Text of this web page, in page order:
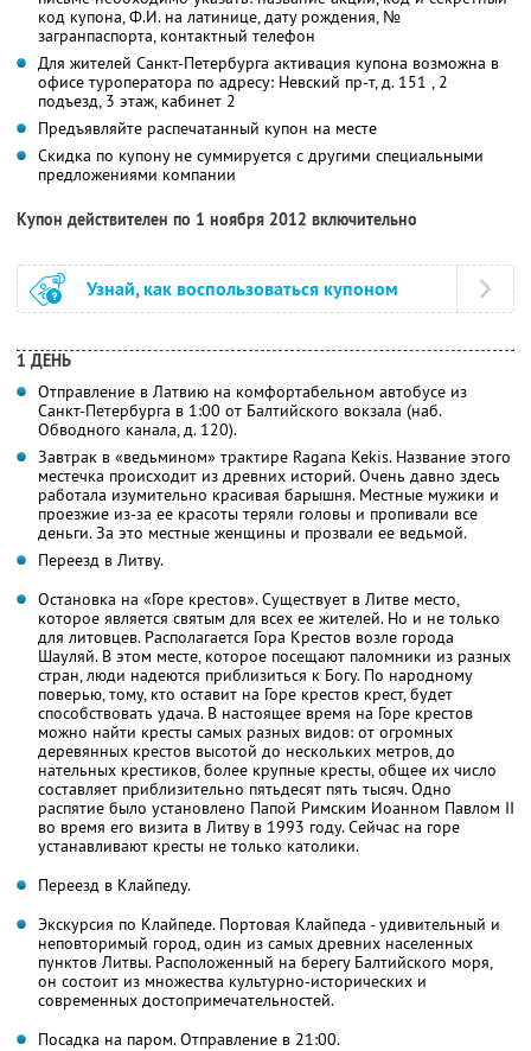
код купона, Ф.И. на латинице, дату рождения, №
загранпаспорта, контактный телефон
Для жителей Санкт-Петербурга активация купона возможна в
офисе туроператора по адресу: Невский пр-т, д. 151 , 2
подъезд, 3 этаж, кабинет 2
Предъявляйте распечатанный купон на месте
Скидка по купону не суммируется с другими специальными
предложениями компании
Купон действителен по 1 ноября 2012 включительно
Узнай, как воспользоваться купоном
1 ДЕНЬ
Отправление в Латвию на комфортабельном автобусе из
Санкт-Петербурга в 1:00 от Балтийского вокзала (наб.
Обводного канала, д. 120).
Завтрак в «ведьмином» трактире Ragana Kekis. Название этого
местечка происходит из древних историй. Очень давно здесь
работала изумительно красивая барышня. Местные мужики и
проезжие из-за ее красоты теряли головы и пропивали все
деньги. За это местные женщины и прозвали ее ведьмой.
Переезд в Литву.
Остановка на «Горе крестов». Существует в Литве место,
которое является святым для всех ее жителей. Но и не только
для литовцев. Располагается Гора Крестов возле города
Шауляй. В этом месте, которое посещают паломники из разных
стран, люди надеются приблизиться к Богу. По народному
поверью, тому, кто оставит на Горе крестов крест, будет
способствовать удача. В настоящее время на Горе крестов
можно найти кресты самых разных видов: от огромных
деревянных крестов высотой до нескольких метров, до
нательных крестиков, более крупные кресты, общее их число
составляет приблизительно пятьдесят пять тысяч. Одно
распятие было установлено Папой Римским Иоанном Павлом II
во время его визита в Литву в 1993 году. Сейчас на горе
устанавливают кресты не только католики.
Переезд в Клайпеду.
Экскурсия по Клайпеде. Портовая Клайпеда - удивительный и
неповторимый город, один из самых древних населенных
пунктов Литвы. Расположенный на берегу Балтийского моря,
он состоит из множества культурно-исторических и
современных достопримечательностей.
Посадка на паром. Отправление в 21:00.